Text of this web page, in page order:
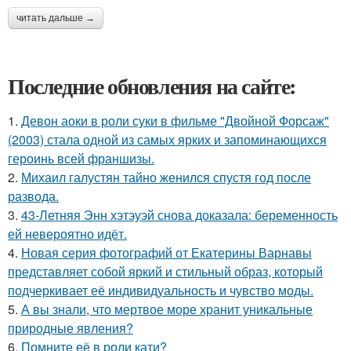
читать дальше →
Последние обновления на сайте:
1. Девон аоки в роли суки в фильме "Двойной Форсаж"
(2003) стала одной из самых ярких и запоминающихся
героинь всей франшизы.
2. Михаил галустян тайно женился спустя год после
развода.
3. 43-Летняя Энн хэтэуэй снова доказала: беременность
ей невероятно идёт.
4. Новая серия фотографий от Екатерины Варнавы
представляет собой яркий и стильный образ, который
подчеркивает её индивидуальность и чувство моды.
5. А вы знали, что мертвое море хранит уникальные
природные явления?
6. Помните её в роли кати?